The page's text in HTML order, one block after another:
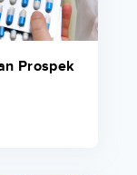
Prospek